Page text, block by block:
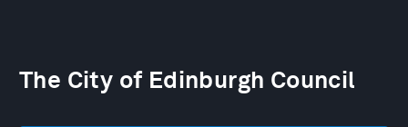
The City of Edinburgh Council